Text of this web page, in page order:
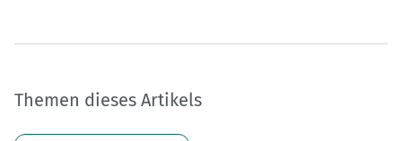
Themen dieses Artikels